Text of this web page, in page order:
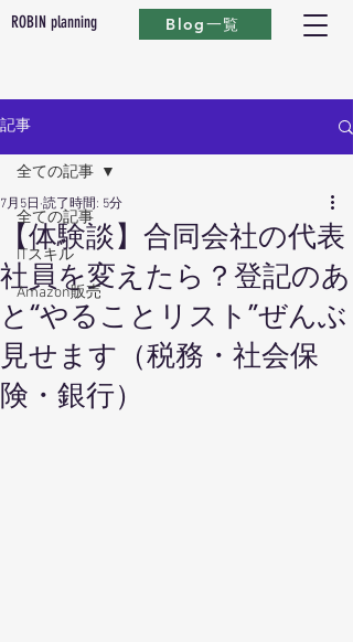
ROBIN planning Blog一覧
記事
全ての記事
ITスキル
Amazon販売
全ての記事
【体験談】合同会社の代表
社員を変えたら？登記のあ
と“やることリスト”ぜんぶ
見せます（税務・社会保
険・銀行）
7月5日 読了時間: 5分